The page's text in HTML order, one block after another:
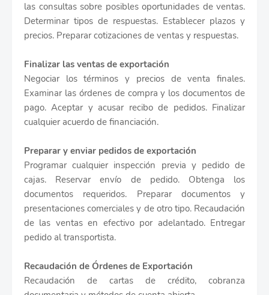
las consultas sobre posibles oportunidades de ventas.
Determinar tipos de respuestas. Establecer plazos y
precios. Preparar cotizaciones de ventas y respuestas.
Finalizar las ventas de exportación
Negociar los términos y precios de venta finales.
Examinar las órdenes de compra y los documentos de
pago. Aceptar y acusar recibo de pedidos. Finalizar
cualquier acuerdo de financiación.
Preparar y enviar pedidos de exportación
Programar cualquier inspección previa y pedido de
cajas. Reservar envío de pedido. Obtenga los
documentos requeridos. Preparar documentos y
presentaciones comerciales y de otro tipo. Recaudación
de las ventas en efectivo por adelantado. Entregar
pedido al transportista.
Recaudación de Órdenes de Exportación
Recaudación de cartas de crédito, cobranza